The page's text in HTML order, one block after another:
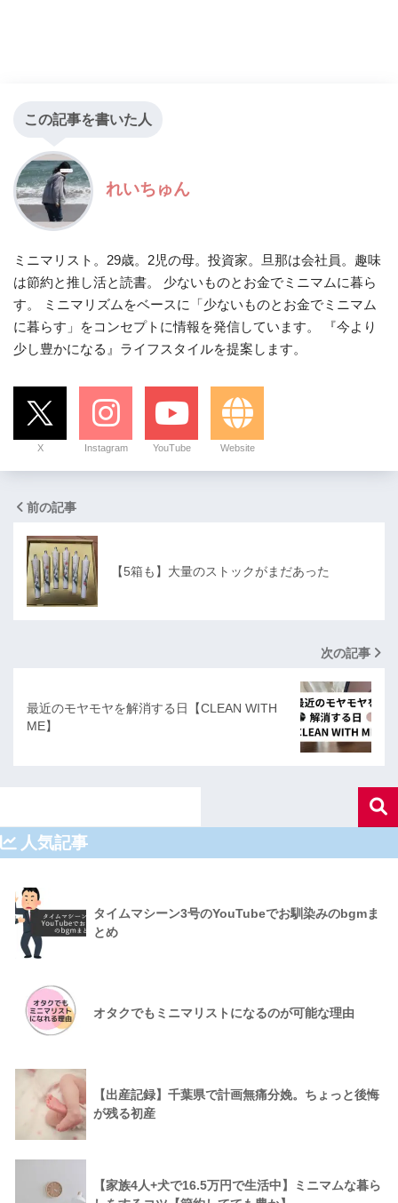
この記事を書いた人
れいちゅん
ミニマリスト。29歳。2児の母。投資家。旦那は会社員。趣味
は節約と推し活と読書。 少ないものとお金でミニマムに暮ら
す。 ミニマリズムをベースに「少ないものとお金でミニマム
に暮らす」をコンセプトに情報を発信しています。 『今より
少し豊かになる』ライフスタイルを提案します。
X Instagram YouTube Website
前の記事
【5箱も】大量のストックがまだあった
次の記事
最近のモヤモヤを解消する日【CLEAN WITH
ME】
人気記事
タイムマシーン3号のYouTubeでお馴染みのbgmま
とめ
オタクでもミニマリストになるのが可能な理由
【出産記録】千葉県で計画無痛分娩。ちょっと後悔
が残る初産
【家族4人+犬で16.5万円で生活中】ミニマムな暮ら